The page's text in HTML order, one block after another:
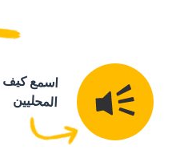
اسمع كيف
المحليين